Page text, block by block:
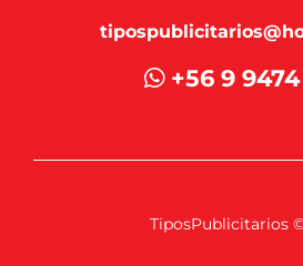
+56 9 9474
TiposPublicitarios